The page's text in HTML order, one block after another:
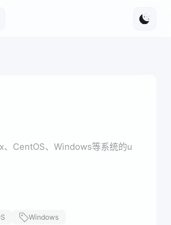
、CentOS、Windows等系统的u
Windows